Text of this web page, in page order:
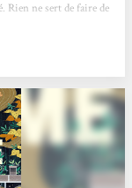
Rien ne sert de faire de
une lecture qui
Becky Chambers....